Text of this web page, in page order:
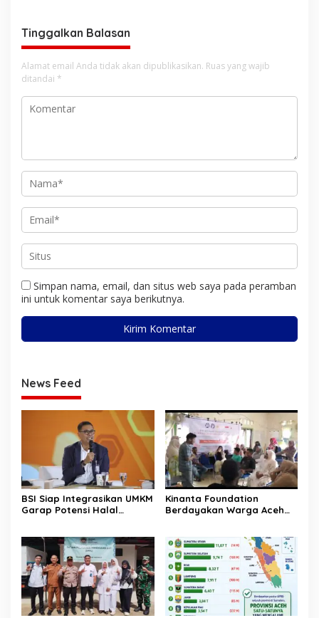
Tinggalkan Balasan
Alamat email Anda tidak akan dipublikasikan. Ruas yang wajib
ditandai *
Simpan nama, email, dan situs web saya pada peramban
ini untuk komentar saya berikutnya.
News Feed
BSI Siap Integrasikan UMKM
Garap Potensi Halal
Kinanta Foundation
Berdayakan Warga Aceh